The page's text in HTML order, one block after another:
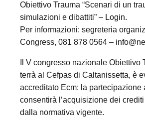
Obiettivo Trauma “Scenari di un
simulazioni e dibattiti” – Login.
Per informazioni: segreteria
Congress, 081 878 0564 –
Il V congresso nazionale Obiettivo
terrà al Cefpas di Caltanissetta, è
accreditato Ecm: la partecipazione
consentirà l’acquisizione dei
dalla normativa vigente.